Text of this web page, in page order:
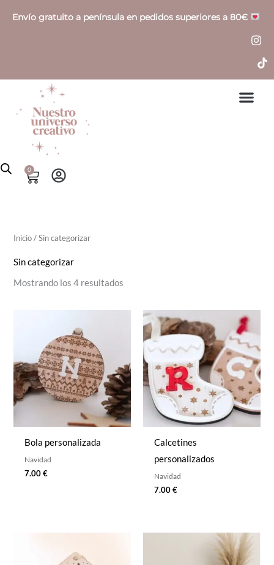
Envío gratuito a península en pedidos superiores a 80€
0
Cart
ii
Inicio/ Sin categorizar
Sin categorizar
Mostrando los 4 resultados
Bola personalizada​
Navidad
7.00€
Calcetines
personalizados​
Navidad
7.00€